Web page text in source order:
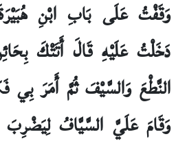
وَقَفْتُ عَلَى بَابِ ابْنِ
دَخَلْتُ عَلَيْهِ قَالَ أَتَتْكَ
النَّطْعَ وَالسَّيْفَ ثُمَّ أَمَرَ
وَقَامَ عَلَيَّ السَّيَّافُ